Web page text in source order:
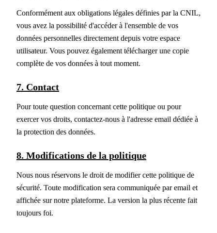
Conformément aux obligations légales définies par la CNIL,
vous avez la possibilité d'accéder à l'ensemble de vos
données personnelles directement depuis votre espace
utilisateur. Vous pouvez également télécharger une copie
complète de vos données à tout moment.
7. Contact
Pour toute question concernant cette politique ou pour
exercer vos droits, contactez-nous à l'adresse email dédiée à
la protection des données.
8. Modifications de la politique
Nous nous réservons le droit de modifier cette politique de
sécurité. Toute modification sera communiquée par email et
affichée sur notre plateforme. La version la plus récente fait
toujours foi.